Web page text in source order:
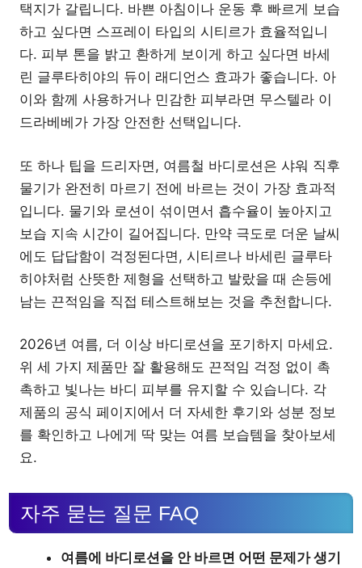
택지가 갈립니다. 바쁜 아침이나 운동 후 빠르게 보습
하고 싶다면 스프레이 타입의 시티르가 효율적입니
다. 피부 톤을 밝고 환하게 보이게 하고 싶다면 바세
린 글루타히야의 듀이 래디언스 효과가 좋습니다. 아
이와 함께 사용하거나 민감한 피부라면 무스텔라 이
드라베베가 가장 안전한 선택입니다.
또 하나 팁을 드리자면, 여름철 바디로션은 샤워 직후
물기가 완전히 마르기 전에 바르는 것이 가장 효과적
입니다. 물기와 로션이 섞이면서 흡수율이 높아지고
보습 지속 시간이 길어집니다. 만약 극도로 더운 날씨
에도 답답함이 걱정된다면, 시티르나 바세린 글루타
히야처럼 산뜻한 제형을 선택하고 발랐을 때 손등에
남는 끈적임을 직접 테스트해보는 것을 추천합니다.
2026년 여름, 더 이상 바디로션을 포기하지 마세요.
위 세 가지 제품만 잘 활용해도 끈적임 걱정 없이 촉
촉하고 빛나는 바디 피부를 유지할 수 있습니다. 각
제품의 공식 페이지에서 더 자세한 후기와 성분 정보
를 확인하고 나에게 딱 맞는 여름 보습템을 찾아보세
요.
자주 묻는 질문 FAQ
여름에 바디로션을 안 바르면 어떤 문제가 생기